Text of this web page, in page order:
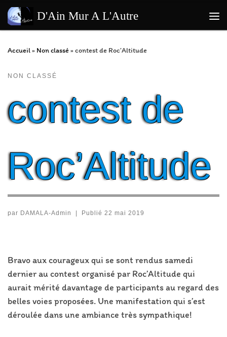
Passer au contenu
D'Ain Mur A L'Autre
Accueil» Non classé»contest de Roc’Altitude
NON CLASSÉ
contest de
Roc’Altitude
par DAMALA-Admin Publié 22 mai 2019
Bravo aux courageux qui se sont rendus samedi
dernier au contest organisé par Roc’Altitude qui
aurait mérité davantage de participants au regard des
belles voies proposées. Une manifestation qui s’est
déroulée dans une ambiance très sympathique!